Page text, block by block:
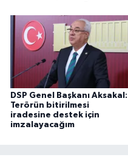
DSP Genel Başkanı Aksakal:
Terörün bitirilmesi
iradesine destek için
imzalayacağım